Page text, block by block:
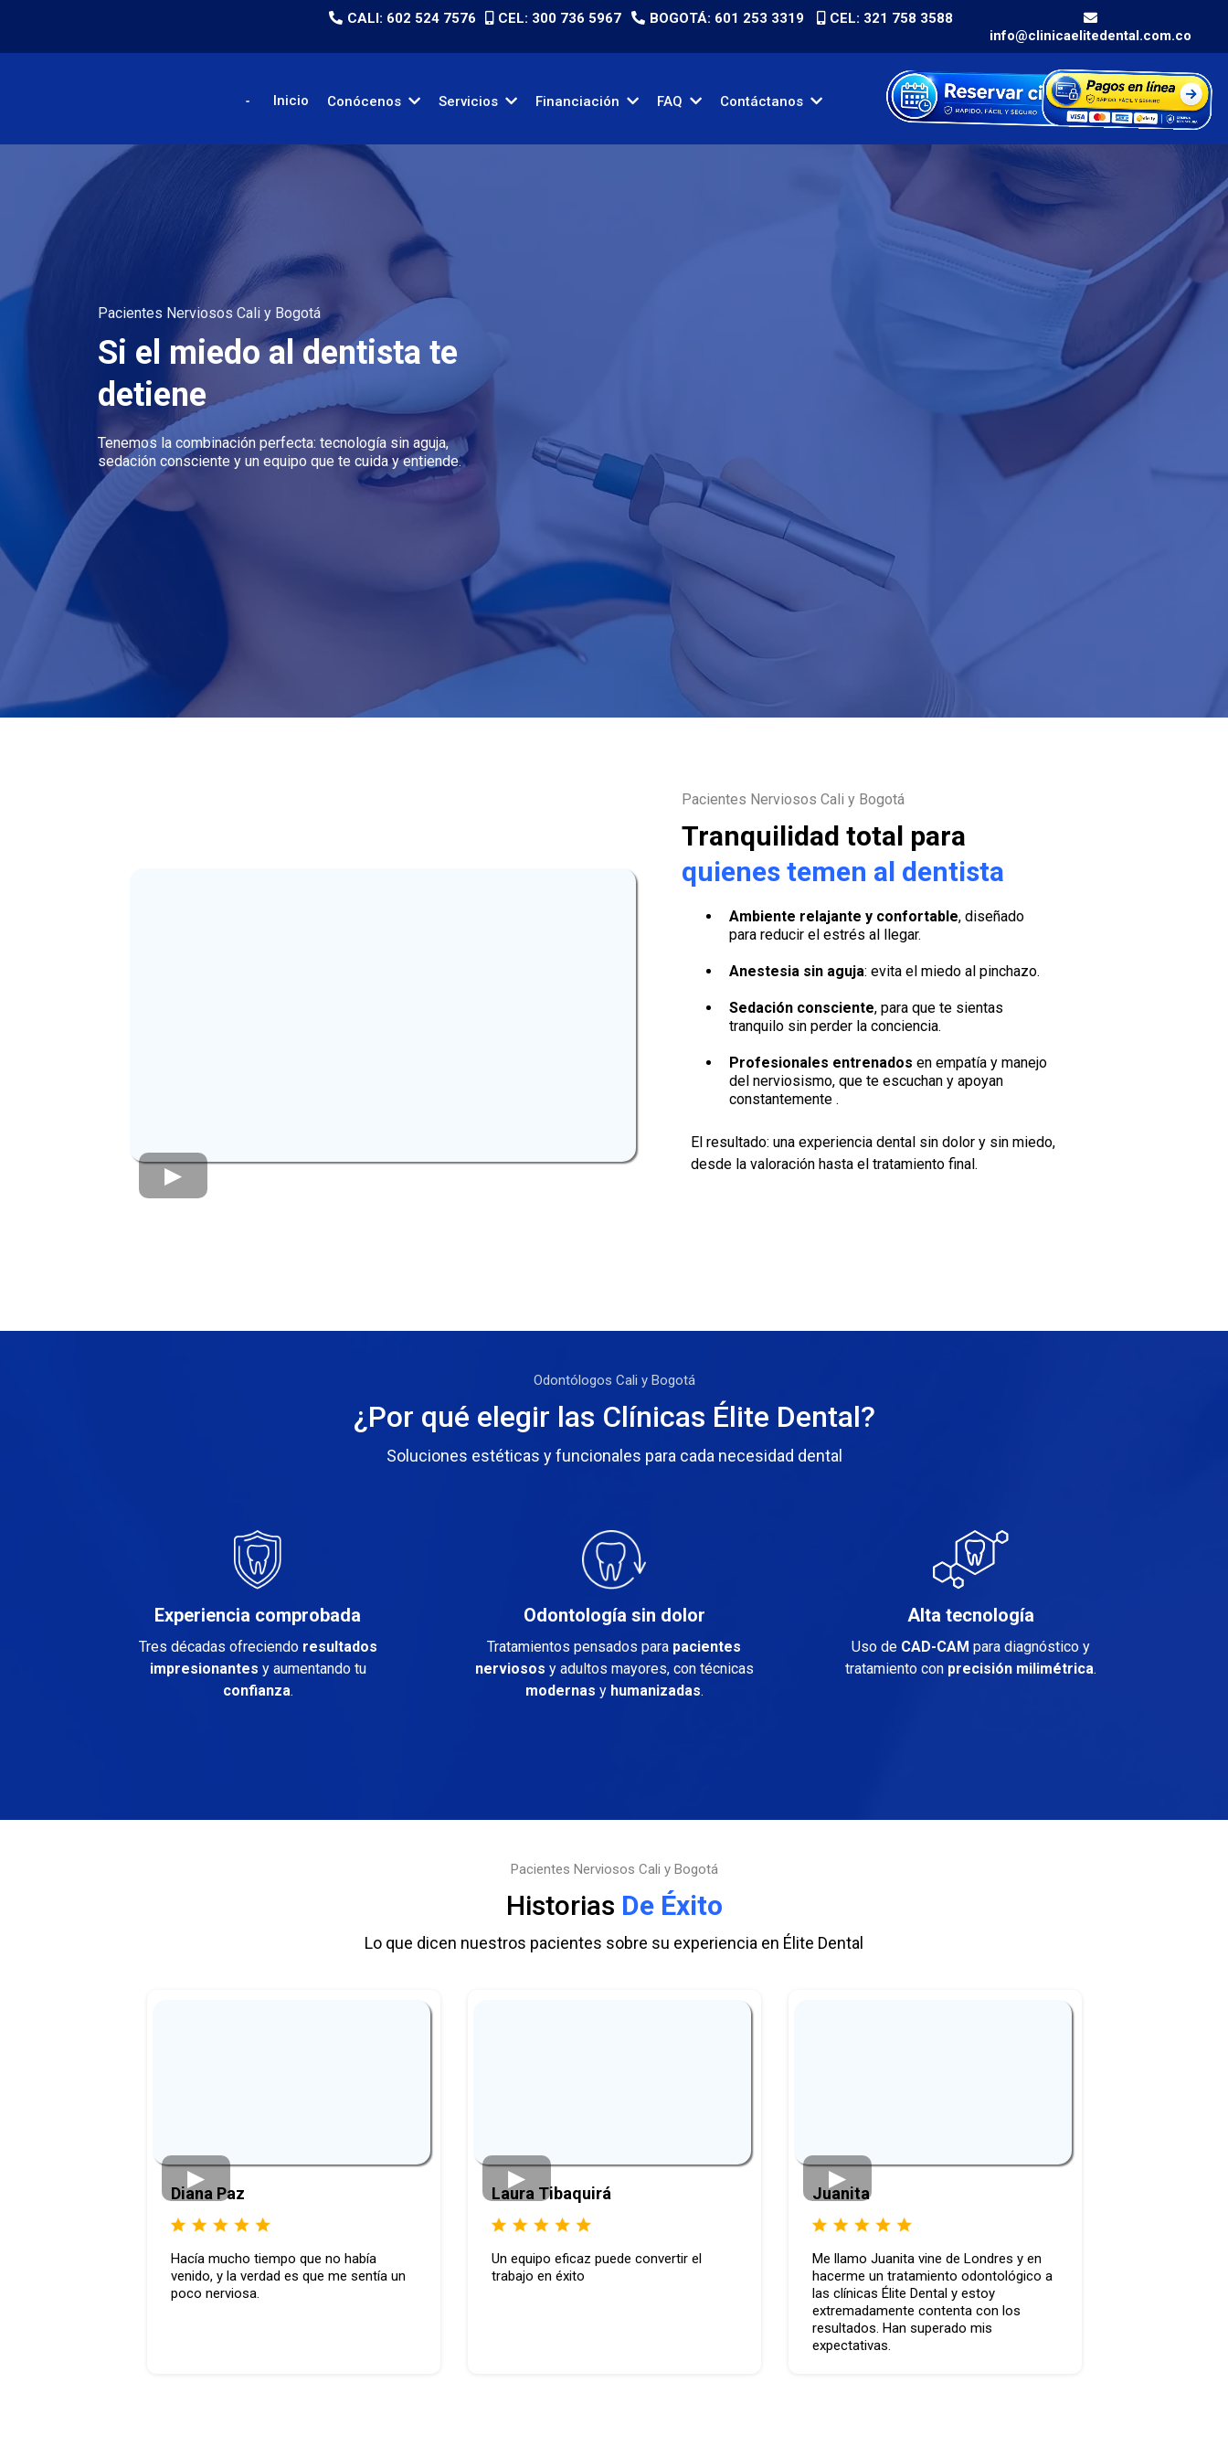
CALI: 602 524 7576 CEL: 300 736 5967 BOGOTÁ: 601 253 3319
CEL: 321 758 3588
info@clinicaelitedental.com.co
Inicio Conócenos Servicios Financiación FAQ Contáctanos
Pacientes Nerviosos Cali y Bogotá
Si el miedo al dentista te
detiene
Tenemos la combinación perfecta: tecnología sin aguja,
sedación consciente y un equipo que te cuida y entiende.
Pacientes Nerviosos Cali y Bogotá
Tranquilidad total para
quienes temen al dentista
Ambiente relajante y confortable, diseñado
para reducir el estrés al llegar.
Anestesia sin aguja: evita el miedo al pinchazo.
Sedación consciente, para que te sientas
tranquilo sin perder la conciencia.
Profesionales entrenados en empatía y manejo
del nerviosismo, que te escuchan y apoyan
constantemente .
El resultado: una experiencia dental sin dolor y sin miedo,
desde la valoración hasta el tratamiento final.
Odontólogos Cali y Bogotá
¿Por qué elegir las Clínicas Élite Dental?
Soluciones estéticas y funcionales para cada necesidad dental
Experiencia comprobada
Tres décadas ofreciendo resultados
impresionantes y aumentando tu
confianza.
Odontología sin dolor
Tratamientos pensados para pacientes
nerviosos y adultos mayores, con técnicas
modernas y humanizadas.
Alta tecnología
Uso de CAD-CAM para diagnóstico y
tratamiento con precisión milimétrica.
Pacientes Nerviosos Cali y Bogotá
Historias De Éxito
Lo que dicen nuestros pacientes sobre su experiencia en Élite Dental
Diana Paz
Hacía mucho tiempo que no había
venido, y la verdad es que me sentía un
poco nerviosa.
Laura Tibaquirá
Un equipo eficaz puede convertir el
trabajo en éxito
Juanita
Me llamo Juanita vine de Londres y en
hacerme un tratamiento odontológico a
las clínicas Élite Dental y estoy
extremadamente contenta con los
resultados. Han superado mis
expectativas.